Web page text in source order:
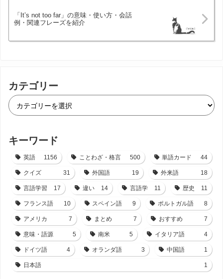
「It’s not too far」の意味・使い方・会話
例・関連フレーズを紹介
カテゴリー
キーワード
英語 1156 ことわざ・格言 500 単語カード 44
クイズ 31 外国語 19 外来語 18
言語学習 17 違い 14 言語学 11 歴史 11
フランス語 10 スペイン語 9 ポルトガル語 8
アメリカ 7 まとめ 7 おすすめ 7
意味・語源 5 南米 5 イタリア語 4
ドイツ語 4 オランダ語 3 中国語 1
日本語 1